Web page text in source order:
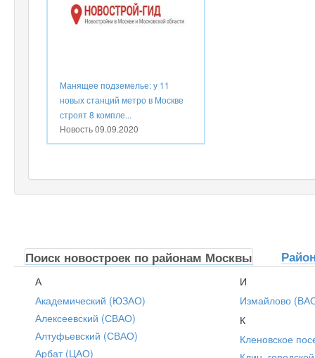
Манящее подземелье: у 11
новых станций метро в Москве
строят 8 компле...
Новость09.09.2020
Поиск новостроек по районам Москвы
А
Академический (ЮЗАО)
Алексеевский (СВАО)
Алтуфьевский (СВАО)
Арбат (ЦАО)
И
Измайлово
К
Кленовское